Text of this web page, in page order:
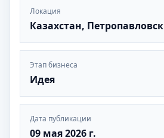
Локация
Казахстан, Петропавловск
Этап бизнеса
Идея
Дата публикации
09 мая 2026 г.